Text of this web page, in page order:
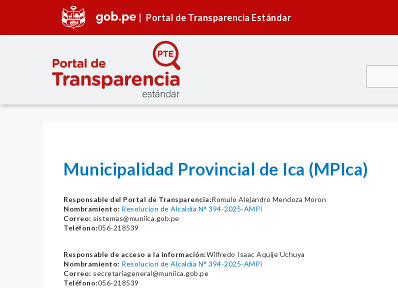
Portal de Transparencia Estándar
Municipalidad Provincial de Ica (MPIca)
Responsable del Portal de Transparencia:Romulo Alejandro Mendoza Moron
Nombramiento: Resolucion de Alcaldia N° 394-2025-AMPI
Correo: sistemas@muniica.gob.pe
Teléfono:056-218539
Responsable de acceso a la información:Wilfredo Isaac Aquije Uchuya
Nombramiento: Resolucion de Alcaldia N° 394-2025-AMPI
Correo: secretariageneral@muniica.gob.pe
Teléfono:056-218539